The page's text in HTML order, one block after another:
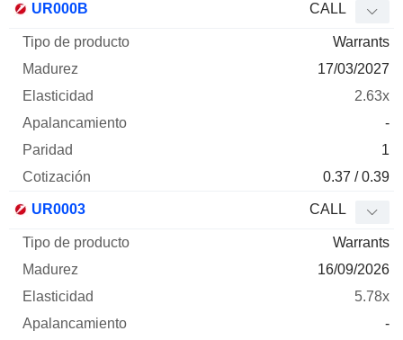
UR000B CALL
Warrants
17/03/2027
2.63x
-
1
0.37 / 0.39
UR0003 CALL
Warrants
16/09/2026
5.78x
-